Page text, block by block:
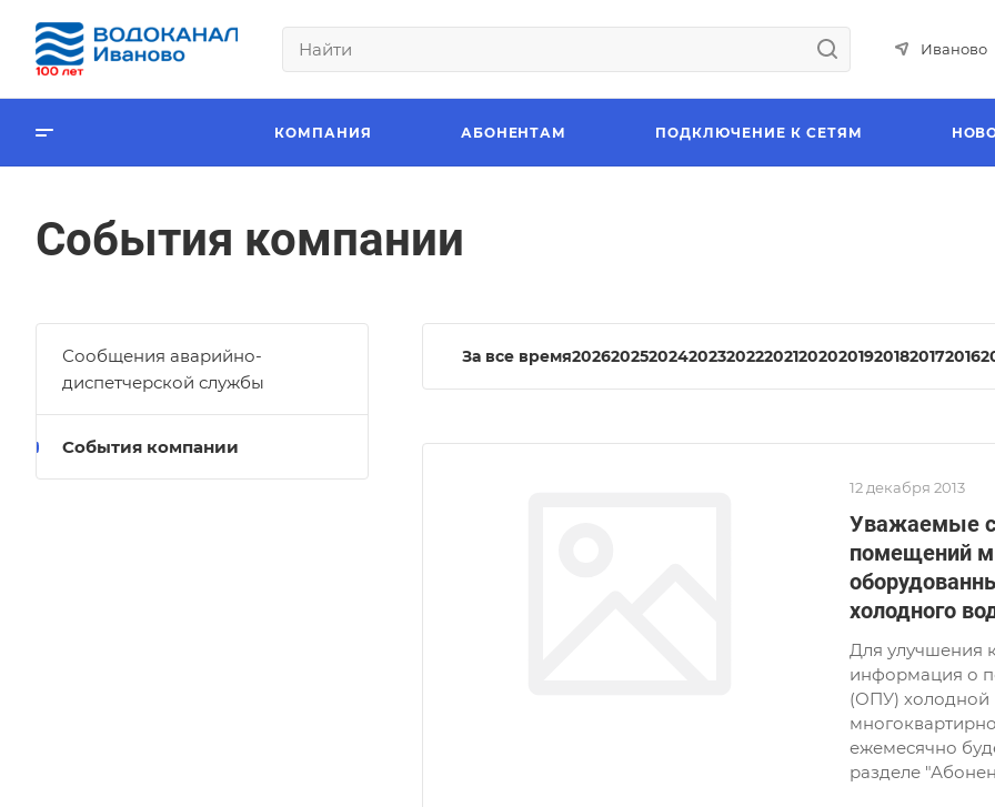
Иваново
КОМПАНИЯ АБОНЕНТАМ ПОДКЛЮЧЕНИЕ К СЕТЯМ
События компании
За все время20262025202420232022202120202019201820172016
12 декабря 2013
Уважаемые
помещений
холодного
Для улучшения
информация о
(ОПУ) холодной
ежемесячно
разделе
Сообщения аварийно-
диспетчерской службы
События компании